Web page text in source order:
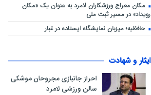
مکان معراج ورزشکاران لامرد به عنوان یک «مکان
رویداد» در مسیر ثبت ملی
حافظیه؛ میزبان نمایشگاه ایستاده در غبار
ایثار و شهادت
احراز جانبازی مجروحان موشکی
سالن ورزشی لامرد